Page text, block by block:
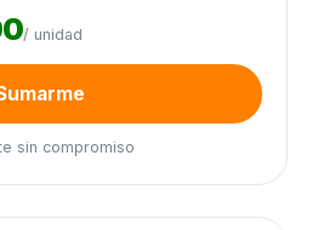
/ unidad
sin compromiso